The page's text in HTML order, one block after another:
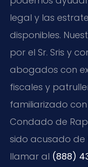
legal y las
disponibles.
por el Sr. Sris y
abogados con
fiscales y
familiarizado
Condado de
sido acusado de
llamar al (888)